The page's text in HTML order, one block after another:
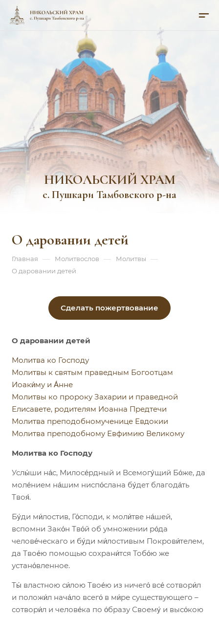
НИКОЛЬСКИЙ ХРАМ
с. Пушкари Тамбовского р-на
О даровании детей
Главная — Молитвослов — Молитвы —
О даровании детей
Сделать пожертвование
О даровании детей
Молитва ко Господу
Молитвы к святым праведным Богоотцам
Иоаки́му и А́нне
Молитвы ко пророку Захарии и праведной
Елисавете, родителям Иоанна Предтечи
Молитва преподобномученице Евдокии
Молитва преподобному Евфимию Великому
Молитва ко Господу
Услы́ши на́с, Милосе́рдный и Всемогу́щий Бо́же, да
моле́нием на́шим ниспо́слана бу́дет благода́ть
Твоя́.
Бу́ди ми́лостив, Го́споди, к моли́тве на́шей,
вспомни Зако́н Тво́й об умножении ро́да
челове́ческаго и бу́ди ми́лостивым Покрови́телем,
да Твое́ю помощью сохрани́тся Тобо́ю же
устано́вленное.
Ты́ властною си́лою Твое́ю из ничего́ все́ сотвори́л
и положи́л нача́ло всего́ в ми́ре существующего –
сотвори́л и челове́ка по о́бразу Своему́ и высо́кою